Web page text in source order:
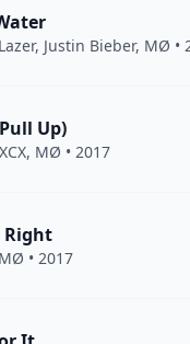
, Justin Bieber, MØ •
Up)
, MØ • 2017
Right
MØ • 2017